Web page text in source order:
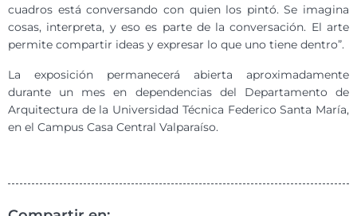
cuadros está conversando con quien los pintó. Se imagina
cosas, interpreta, y eso es parte de la conversación. El arte
permite compartir ideas y expresar lo que uno tiene dentro”.
La exposición permanecerá abierta aproximadamente
durante un mes en dependencias del Departamento de
Arquitectura de la Universidad Técnica Federico Santa María,
en el Campus Casa Central Valparaíso.